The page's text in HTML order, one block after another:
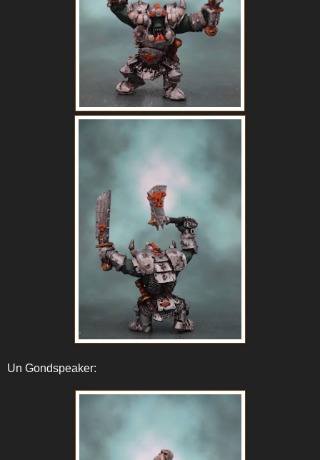
Un Gondspeaker: